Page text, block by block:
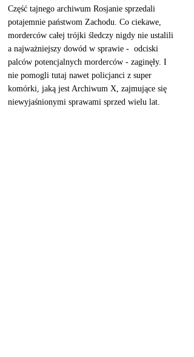
Część tajnego archiwum Rosjanie sprzedali
potajemnie państwom Zachodu. Co ciekawe,
morderców całej trójki śledczy nigdy nie ustalili
a najważniejszy dowód w sprawie -  odciski
palców potencjalnych morderców - zaginęły. I
nie pomogli tutaj nawet policjanci z super
komórki, jaką jest Archiwum X, zajmujące się
niewyjaśnionymi sprawami sprzed wielu lat.